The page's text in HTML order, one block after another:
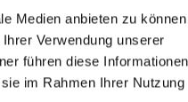
Medien anbieten zu können
Verwendung unserer
führen diese Informationen
im Rahmen Ihrer Nutzung